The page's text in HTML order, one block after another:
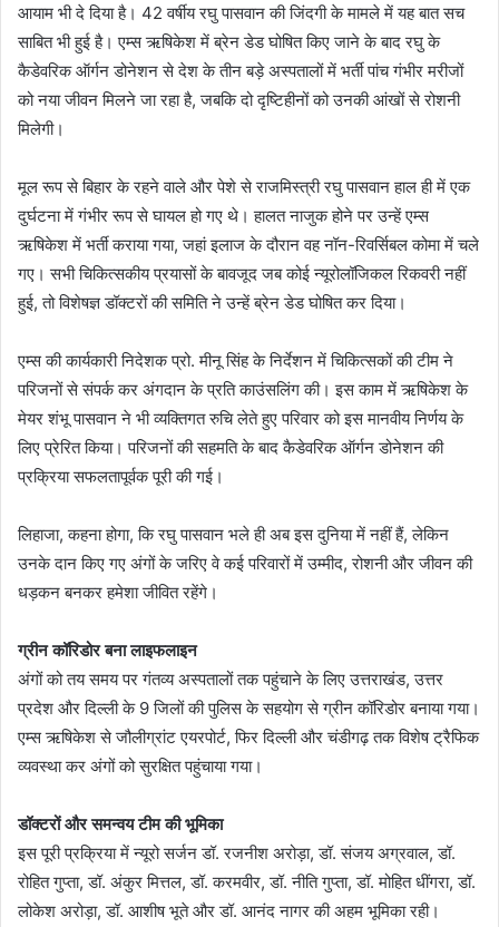
आयाम भी दे दिया है। 42 वर्षीय रघु पासवान की जिंदगी के मामले में यह बात सच
साबित भी हुई है। एम्स ऋषिकेश में ब्रेन डेड घोषित किए जाने के बाद रघु के
कैडेवरिक ऑर्गन डोनेशन से देश के तीन बड़े अस्पतालों में भर्ती पांच गंभीर मरीजों
को नया जीवन मिलने जा रहा है, जबकि दो दृष्टिहीनों को उनकी आंखों से रोशनी
मिलेगी।
मूल रूप से बिहार के रहने वाले और पेशे से राजमिस्त्री रघु पासवान हाल ही में एक
दुर्घटना में गंभीर रूप से घायल हो गए थे। हालत नाजुक होने पर उन्हें एम्स
ऋषिकेश में भर्ती कराया गया, जहां इलाज के दौरान वह नॉन-रिवर्सिबल कोमा में चले
गए। सभी चिकित्सकीय प्रयासों के बावजूद जब कोई न्यूरोलॉजिकल रिकवरी नहीं
हुई, तो विशेषज्ञ डॉक्टरों की समिति ने उन्हें ब्रेन डेड घोषित कर दिया।
एम्स की कार्यकारी निदेशक प्रो. मीनू सिंह के निर्देशन में चिकित्सकों की टीम ने
परिजनों से संपर्क कर अंगदान के प्रति काउंसलिंग की। इस काम में ऋषिकेश के
मेयर शंभू पासवान ने भी व्यक्तिगत रुचि लेते हुए परिवार को इस मानवीय निर्णय के
लिए प्रेरित किया। परिजनों की सहमति के बाद कैडेवरिक ऑर्गन डोनेशन की
प्रक्रिया सफलतापूर्वक पूरी की गई।
लिहाजा, कहना होगा, कि रघु पासवान भले ही अब इस दुनिया में नहीं हैं, लेकिन
उनके दान किए गए अंगों के जरिए वे कई परिवारों में उम्मीद, रोशनी और जीवन की
धड़कन बनकर हमेशा जीवित रहेंगे।
ग्रीन कॉरिडोर बना लाइफलाइन
अंगों को तय समय पर गंतव्य अस्पतालों तक पहुंचाने के लिए उत्तराखंड, उत्तर
प्रदेश और दिल्ली के 9 जिलों की पुलिस के सहयोग से ग्रीन कॉरिडोर बनाया गया।
एम्स ऋषिकेश से जौलीग्रांट एयरपोर्ट, फिर दिल्ली और चंडीगढ़ तक विशेष ट्रैफिक
व्यवस्था कर अंगों को सुरक्षित पहुंचाया गया।
डॉक्टरों और समन्वय टीम की भूमिका
इस पूरी प्रक्रिया में न्यूरो सर्जन डॉ. रजनीश अरोड़ा, डॉ. संजय अग्रवाल, डॉ.
रोहित गुप्ता, डॉ. अंकुर मित्तल, डॉ. करमवीर, डॉ. नीति गुप्ता, डॉ. मोहित धींगरा, डॉ.
लोकेश अरोड़ा, डॉ. आशीष भूते और डॉ. आनंद नागर की अहम भूमिका रही।